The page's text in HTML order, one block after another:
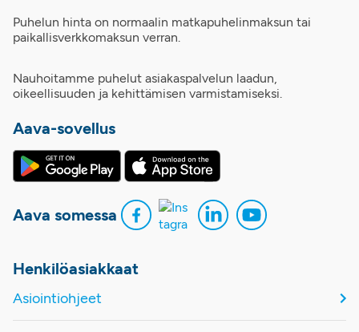
Puhelun hinta on normaalin matkapuhelinmaksun tai
paikallisverkkomaksun verran.
Nauhoitamme puhelut asiakaspalvelun laadun,
oikeellisuuden ja kehittämisen varmistamiseksi.
Aava-sovellus
Aava somessa
Henkilöasiakkaat
Asiointiohjeet